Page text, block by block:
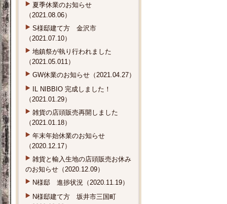
夏季休業のお知らせ
（2021.08.06）
S様邸建て方 金沢市
（2021.07.10）
地鎮祭が執り行われました
（2021.05.011）
GW休業のお知らせ（2021.04.27）
IL NIBBIO 完成しました！
（2021.01.29）
雑貨の店頭販売再開しました
（2021.01.18）
年末年始休業のお知らせ
（2020.12.17）
雑貨と輸入生地の店頭販売お休み
のお知らせ（2020.12.09）
N様邸 進捗状況（2020.11.19）
N様邸建て方 坂井市三国町